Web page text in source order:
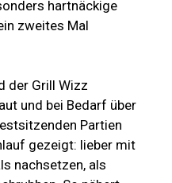
hartnäckige
zweites Mal
der Grill Wizz
und bei Bedarf über
Partien
gezeigt: lieber mit
nachsetzen, als